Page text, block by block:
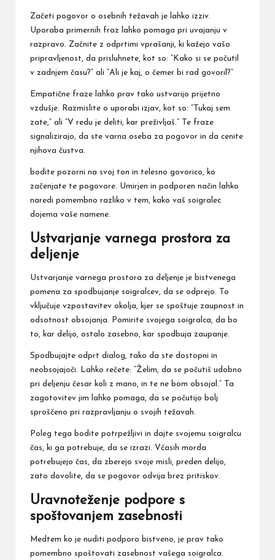
Začeti pogovor o osebnih težavah je lahko izziv.
Uporaba primernih fraz lahko pomaga pri uvajanju v
razpravo. Začnite z odprtimi vprašanji, ki kažejo vašo
pripravljenost, da prisluhnete, kot so: “Kako si se počutil
v zadnjem času?” ali “Ali je kaj, o čemer bi rad govoril?”
Empatične fraze lahko prav tako ustvarijo prijetno
vzdušje. Razmislite o uporabi izjav, kot so: “Tukaj sem
zate,” ali “V redu je deliti, kar preživljaš.” Te fraze
signalizirajo, da ste varna oseba za pogovor in da cenite
njihova čustva.
bodite pozorni na svoj ton in telesno govorico, ko
začenjate te pogovore. Umirjen in podporen način lahko
naredi pomembno razliko v tem, kako vaš soigralec
dojema vaše namene.
Ustvarjanje varnega prostora za
deljenje
Ustvarjanje varnega prostora za deljenje je bistvenega
pomena za spodbujanje soigralcev, da se odprejo. To
vključuje vzpostavitev okolja, kjer se spoštuje zaupnost in
odsotnost obsojanja. Pomirite svojega soigralca, da bo
to, kar delijo, ostalo zasebno, kar spodbuja zaupanje.
Spodbujajte odprt dialog, tako da ste dostopni in
neobsojajoči. Lahko rečete: “Želim, da se počutiš udobno
pri deljenju česar koli z mano, in te ne bom obsojal.” Ta
zagotovitev jim lahko pomaga, da se počutijo bolj
sproščeno pri razpravljanju o svojih težavah.
Poleg tega bodite potrpežljivi in dajte svojemu soigralcu
čas, ki ga potrebuje, da se izrazi. Včasih morda
potrebujejo čas, da zberejo svoje misli, preden delijo,
zato dovolite, da se pogovor odvija brez pritiskov.
Uravnoteženje podpore s
spoštovanjem zasebnosti
Medtem ko je nuditi podporo bistveno, je prav tako
pomembno spoštovati zasebnost vašega soigralca.